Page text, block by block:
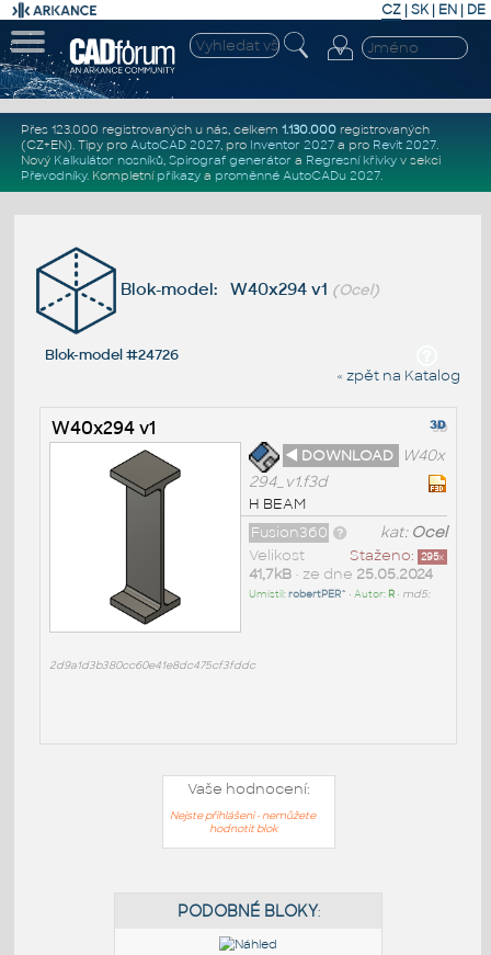
CZ | SK| EN | DE
Přes 123.000 registrovaných u nás, celkem 1.130.000registrovaných
(CZ+EN). Tipy pro AutoCAD 2027, pro Inventor 2027a pro Revit 2027.
Nový Kalkulátor nosníků, Spirograf generátor a Regresní křivkyv sekci
Převodníky. Kompletní příkazya proměnné AutoCADu 2027.
Blok-model: W40x294 v1 (Ocel)
Blok-model #24726
« zpět na Katalog
W40x294 v1
◄ DOWNLOAD
W40x
294_v1.f3d
H BEAM
kat: Ocel
Fusion360
Staženo: 295x
Velikost
41,7kB• ze dne 25.05.2024
Umístil:robertPER^ • Autor: R• md5:
2d9a1d3b380cc60e41e8dc475cf3fddc
Vaše hodnocení:
Nejste přihlášeni - nemůžete
hodnotit blok